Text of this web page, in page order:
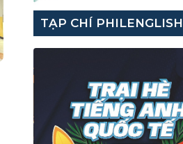
TẠP CHÍ PHILENGLISH